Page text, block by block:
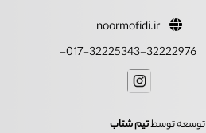
توسعه توسطتیم شتاب